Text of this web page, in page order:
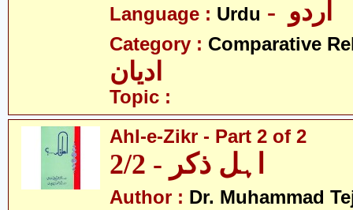
Language : Urdu
Category : Comparative
ادیان
Topic :
Ahl-e-Zikr - Part 2 of 2
اہل ذکر - 2/2
Author : Dr. Muhammad